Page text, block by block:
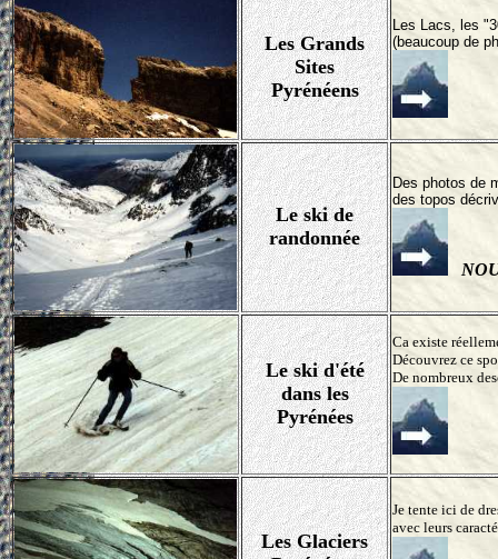
Les Grands
Sites
Pyrénéens
Les Lacs, les
(beaucoup de
Le ski de
randonnée
Des photos de
des topos
Le ski d'été
dans les
Pyrénées
Ca existe
Découvrez ce
De nombreux
Les Glaciers
Je tente ici de
avec leurs